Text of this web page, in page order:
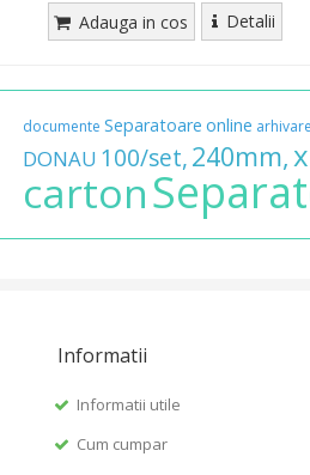
Adauga in cos Detalii
documente Separatoare online arhivare
DONAU 100/set,240mm,x
carton
Informatii
Informatii utile
Cum cumpar